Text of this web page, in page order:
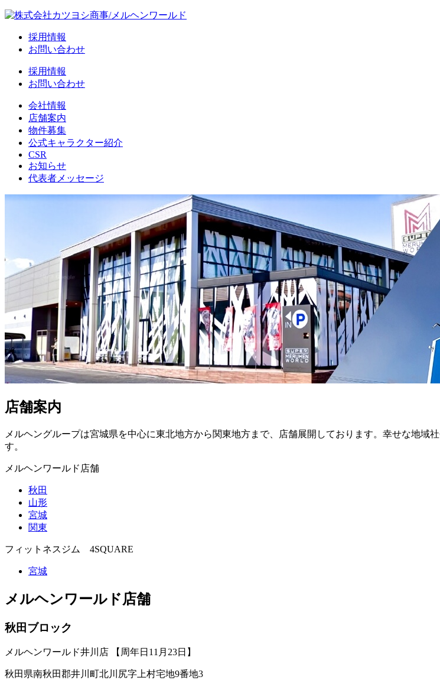
採用情報
お問い合わせ
採用情報
お問い合わせ
会社情報
店舗案内
物件募集
公式キャラクター紹介
CSR
お知らせ
代表者メッセージ
店舗案内
メルヘングループは宮城県を中心に東北地方から関東地方まで、店舗展開しております。幸せな地
す。
メルヘンワールド店舗
秋田
山形
宮城
関東
フィットネスジム 4SQUARE
宮城
メルヘンワールド店舗
秋田ブロック
メルヘンワールド井川店 【周年日11月23日】
秋田県南秋田郡井川町北川尻字上村宅地9番地3